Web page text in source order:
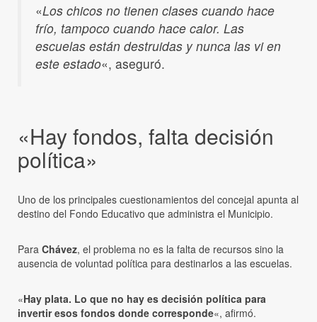
«Los chicos no tienen clases cuando hace
frío, tampoco cuando hace calor. Las
escuelas están destruidas y nunca las vi en
este estado«, aseguró.
«Hay fondos, falta decisión
política»
Uno de los principales cuestionamientos del concejal apunta al
destino del Fondo Educativo que administra el Municipio.
Para Chávez, el problema no es la falta de recursos sino la
ausencia de voluntad política para destinarlos a las escuelas.
«Hay plata. Lo que no hay es decisión política para
invertir esos fondos donde corresponde«, afirmó.